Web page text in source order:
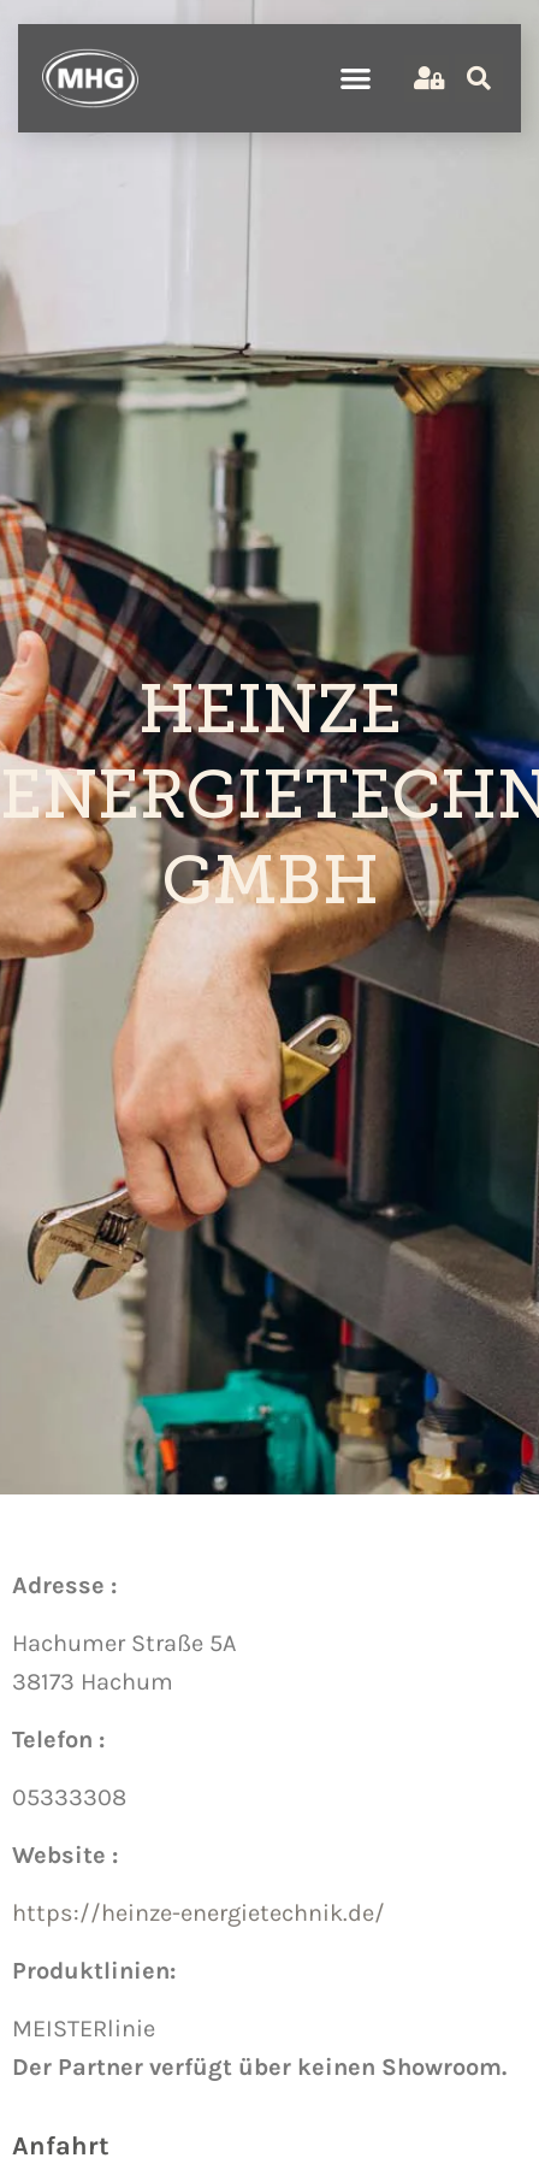
HEINZE
GMBH
Adresse :
Hachumer Straße 5A
38173 Hachum
Telefon :
05333308
Website :
https://heinze-energietechnik.de/
Produktlinien:
MEISTERlinie
Der Partner verfügt über keinen Showroom.
Anfahrt